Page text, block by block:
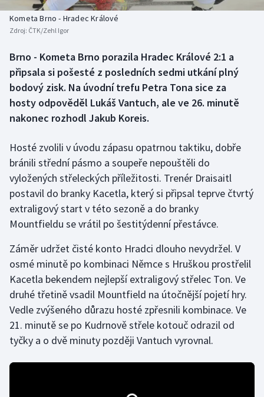
Basketbal
Biatlon
Boby a skeleton
Box
Curling
Dostihy
Florbal
Futsal
Gymnastika
Házená
Jezdectví
Judo
Historické návraty
Aplikace ČT sport
AZ kvíz
Kometa Brno - Hradec Králové
Zdroj: ČTK/Zehl Igor
Brno - Kometa Brno porazila Hradec Králové 2:1 a
připsala si pošesté z posledních sedmi utkání plný
bodový zisk. Na úvodní trefu Petra Tona sice za
hosty odpověděl Lukáš Vantuch, ale ve 26. minutě
nakonec rozhodl Jakub Koreis.
Hosté zvolili v úvodu zápasu opatrnou taktiku, dobře
bránili střední pásmo a soupeře nepouštěli do
vyložených střeleckých příležitosti. Trenér Draisaitl
postavil do branky Kacetla, který si připsal teprve čtvrtý
extraligový start v této sezoně a do branky
Mountfieldu se vrátil po šestitýdenní přestávce.
Záměr udržet čisté konto Hradci dlouho nevydržel. V
osmé minutě po kombinaci Němce s Hruškou prostřelil
Kacetla bekendem nejlepší extraligový střelec Ton. Ve
druhé třetině vsadil Mountfield na útočnější pojetí hry.
Vedle zvýšeného důrazu hosté zpřesnili kombinace. Ve
21. minutě se po Kudrnově střele kotouč odrazil od
tyčky a o dvě minuty později Vantuch vyrovnal.